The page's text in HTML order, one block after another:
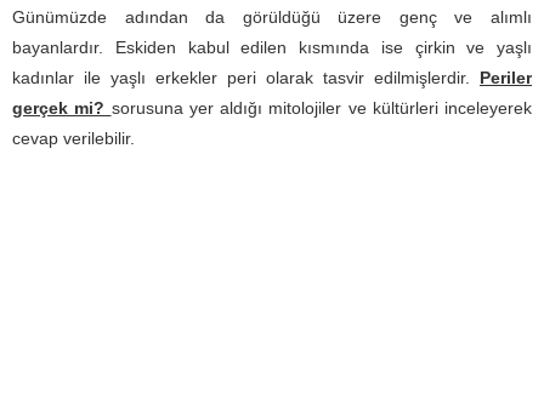
Günümüzde adından da görüldüğü üzere genç ve alımlı
bayanlardır. Eskiden kabul edilen kısmında ise çirkin ve yaşlı
kadınlar ile yaşlı erkekler peri olarak tasvir edilmişlerdir. Periler
gerçek mi? sorusuna yer aldığı mitolojiler ve kültürleri inceleyerek
cevap verilebilir.